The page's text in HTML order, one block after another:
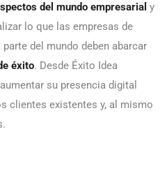
del mundo empresarial y
lo que las empresas de
del mundo deben abarcar
éxito. Desde Éxito Idea
su presencia digital
clientes existentes y, al mismo